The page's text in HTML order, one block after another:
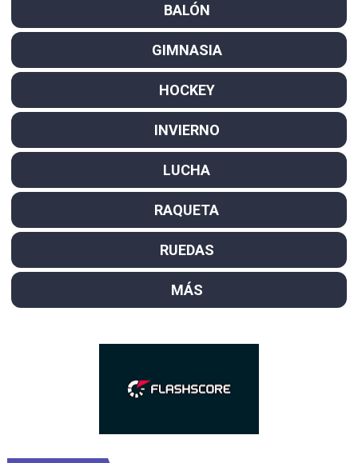
BALÓN
GIMNASIA
HOCKEY
INVIERNO
LUCHA
RAQUETA
RUEDAS
MÁS